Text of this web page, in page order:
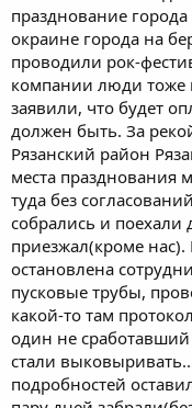
празднование
окраине города на
проводили рок-
компании люди тоже
заявили, что будет
должен быть. За
Рязанский район
места празднования
туда без
собрались и поехали
приезжал(кроме
остановлена
пусковые трубы,
какой-то там
один не
стали
подробностей